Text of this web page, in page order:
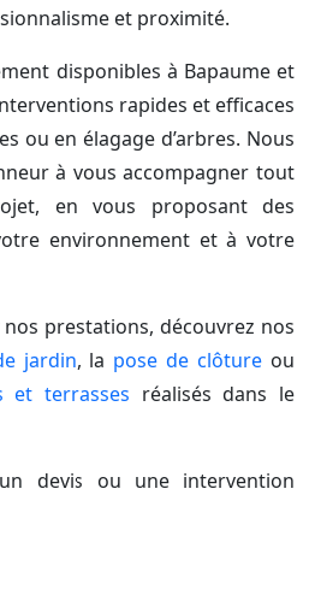
et proximité.
disponibles à Bapaume et
rapides et efficaces
ou en élagage d’arbres. Nous
à vous accompagner tout
en vous proposant des
environnement et à votre
prestations, découvrez nos
jardin, la pose de clôture ou
et terrasses réalisés dans le
devis ou une intervention